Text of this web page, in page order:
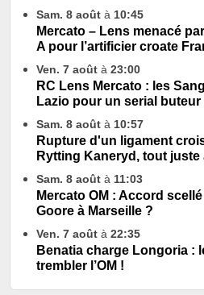
Sam. 8 août à 10:45
Mercato – Lens menacé
A pour l’artificier croate
Ven. 7 août à 23:00
RC Lens Mercato : les
Lazio pour un serial buteur
Sam. 8 août à 10:57
Rupture d'un ligament
Rytting Kaneryd, tout
Sam. 8 août à 11:03
Mercato OM : Accord
Goore à Marseille ?
Ven. 7 août à 22:35
Benatia charge Longoria :
trembler l’OM !